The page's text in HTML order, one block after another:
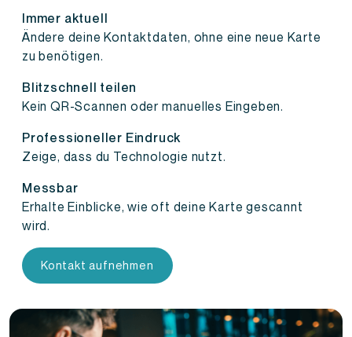
Immer aktuell
Ändere deine Kontaktdaten, ohne eine neue Karte
zu benötigen.
Blitzschnell teilen
Kein QR-Scannen oder manuelles Eingeben.
Professioneller Eindruck
Zeige, dass du Technologie nutzt.
Messbar
Erhalte Einblicke, wie oft deine Karte gescannt
wird.
Kontakt aufnehmen